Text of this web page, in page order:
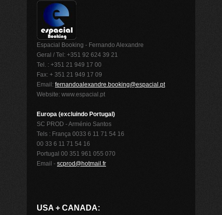
Espacial Booking - Fernando Alexandre
Geral / Tel: +351 92 624 39 21
Tel. : +351 21 949 17 00
Fax: + 351 21 949 17 09
Email: fernandoalexandre.booking@espacial.pt
Website: www.espacial.pt
Europa (excluindo Portugal)
SC PROD - Arménio Santos
Tels : França 0033 6 11 71 54 16
00 33 6 11 71 54 16
Portugal 00 351 961 055 070
Email - scprod@hotmail.fr
USA + CANADA: